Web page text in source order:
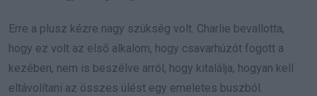
Erre a plusz kézre nagy szükség volt. Charlie bevallotta,
hogy ez volt az első alkalom, hogy csavarhúzót fogott a
kezében, nem is beszélve arról, hogy kitalálja, hogyan kell
eltávolítani az összes ülést egy emeletes buszból.